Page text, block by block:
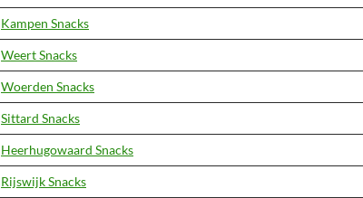
Kampen Snacks
Weert Snacks
Woerden Snacks
Sittard Snacks
Heerhugowaard Snacks
Rijswijk Snacks